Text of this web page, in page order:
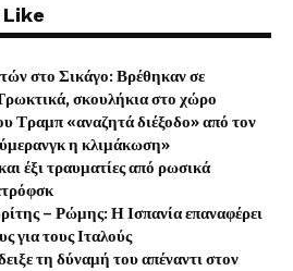
στο Σικάγο: Βρέθηκαν σε
σκουλήκια στο χώρο
Τραμπ «αναζητά διέξοδο» από τον
η κλιμάκωση»
έξι τραυματίες από ρωσικά
– Ρώμης: Η Ισπανία επαναφέρει
για τους Ιταλούς
τη δύναμή του απέναντι στον